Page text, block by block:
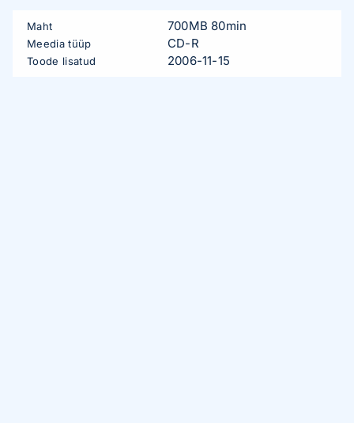
Maht 700MB 80min
Meedia tüüp CD-R
Toode lisatud 2006-11-15